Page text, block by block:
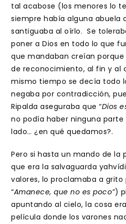
tal acabose (los menores lo
siempre había alguna abuela
santiguaba al oírlo. Se
poner a Dios en todo lo que
que mandaban creían
de reconocimiento, al fin y al
mismo tiempo se decía todo
negaba por contradicción,
Ripalda aseguraba que “Dios
no podía haber ninguna parte
lado… ¿en qué quedamos?.
Pero si hasta un mando de la
que era la salvaguarda
valores, lo proclamaba a grito
“Amanece, que no es poco”)
apuntando al cielo, la cosa
película donde los varones